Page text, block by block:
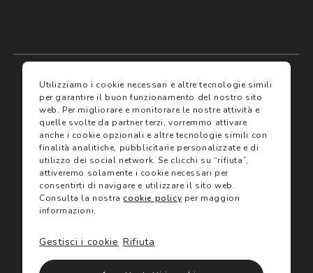
I miei preferiti
Assicurazioni
Servizi
Trova negozio
Gift Card
Termini e condizioni
Termini di vendita
Avvertenze e informazioni di sicurezza sui prodotti
Informativa sulla Privacy
Utilizzo dei cookie
Utilizziamo i cookie necessari e altre tecnologie simili
per garantire il buon funzionamento del nostro sito
web. Per migliorare e monitorare le nostre attività e
quelle svolte da partner terzi, vorremmo attivare
anche i cookie opzionali e altre tecnologie simili con
finalità analitiche, pubblicitarie personalizzate e di
utilizzo dei social network. Se clicchi su “rifiuta”,
attiveremo solamente i cookie necessari per
consentirti di navigare e utilizzare il sito web.
Consulta la nostracookie policy per maggiori
informazioni.
Rifiuta
Gestisci i cookie